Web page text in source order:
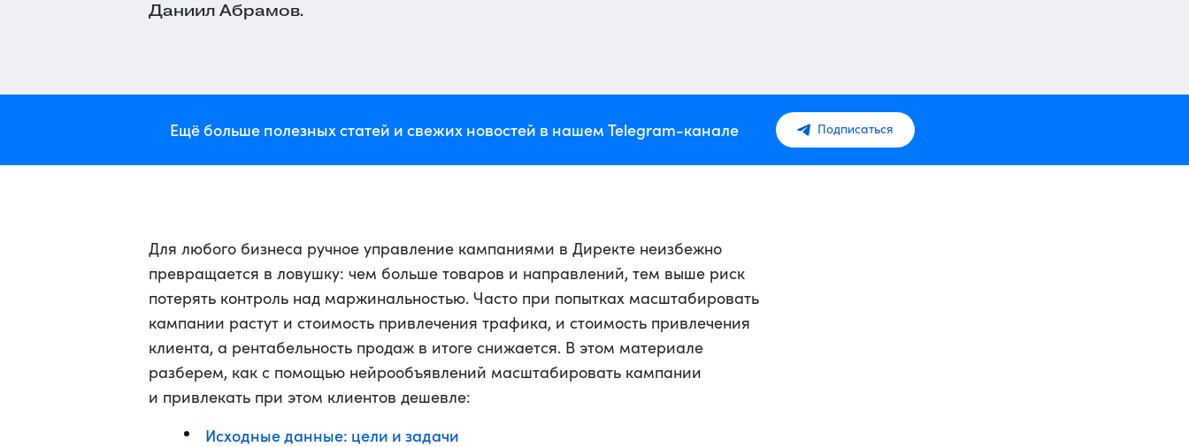
Даниил Абрамов.
Ещё больше полезных статей и свежих новостей в нашем Telegram-канале Подписаться
Для любого бизнеса ручное управление кампаниями в Директе неизбежно
превращается в ловушку: чем больше товаров и направлений, тем выше риск
потерять контроль над маржинальностью. Часто при попытках масштабировать
кампании растут и стоимость привлечения трафика, и стоимость привлечения
клиента, а рентабельность продаж в итоге снижается. В этом материале
разберем, как с помощью нейрообъявлений масштабировать кампании
и привлекать при этом клиентов дешевле:
Исходные данные: цели и задачи